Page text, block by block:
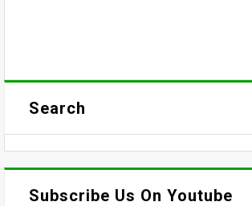
Search
Subscribe Us On Youtube